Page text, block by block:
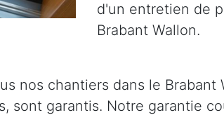
d'un entretien de
Brabant Wallon.
nos chantiers dans le
sont garantis. Notre garantie